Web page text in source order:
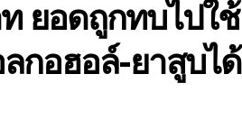
ยอดถูกทบไปใช้
กอฮอล์-ยาสูบได้